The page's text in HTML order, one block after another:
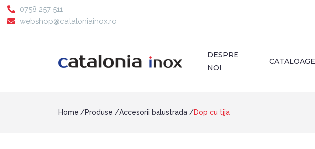
0758 257 511
webshop@cataloniainox.ro
DESPRE
NOI
CATALOAGE
Home Produse Accesorii balustrada Dop cu tija